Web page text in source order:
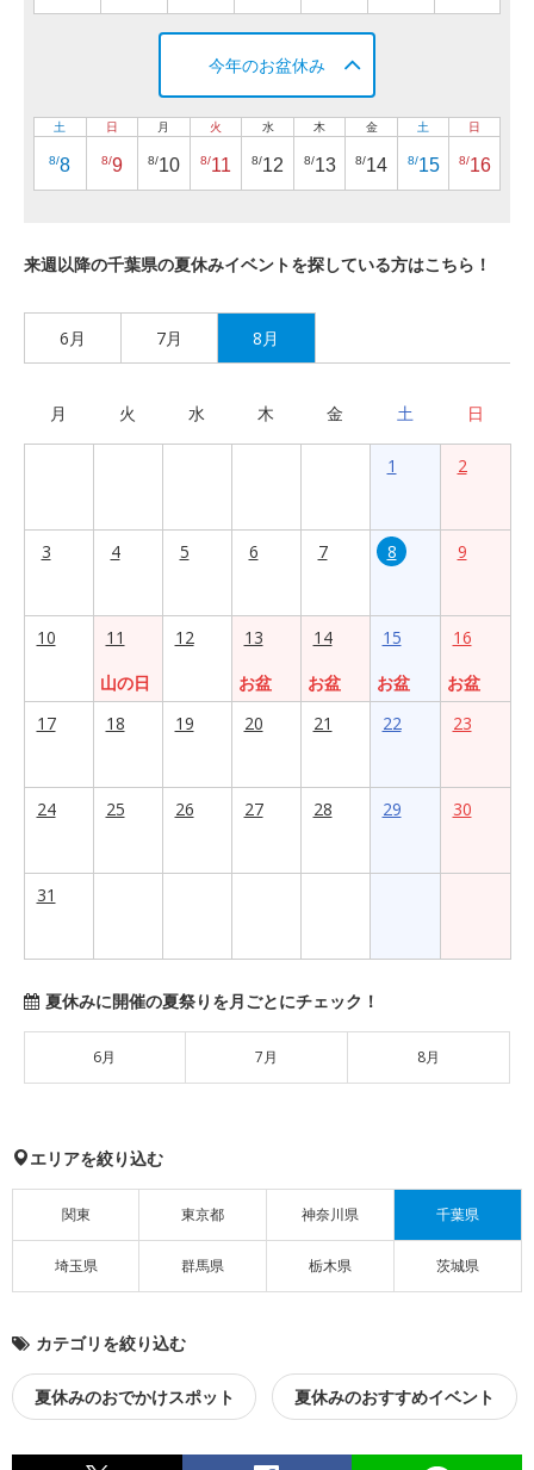
今年のお盆休み
土
8/8
日
8/9
月
8/10
火
8/11
水
8/12
木
8/13
金
8/14
土
8/15
日
8/16
来週以降の千葉県の夏休みイベントを探している方はこちら！
6月 7月 8月
月 火 水 木 金 土 日
1 2
3 4 5 6 7 8 9
10
11
山の日
12
13
お盆
14
お盆
15
お盆
16
お盆
17
18 19 20 21 22 23
24 25 26 27 28 29 30
31
夏休みに開催の夏祭りを月ごとにチェック！
6月 7月 8月
エリアを絞り込む
関東 東京都 神奈川県 千葉県
埼玉県 群馬県 栃木県 茨城県
カテゴリを絞り込む
夏休みのおでかけスポット 夏休みのおすすめイベント